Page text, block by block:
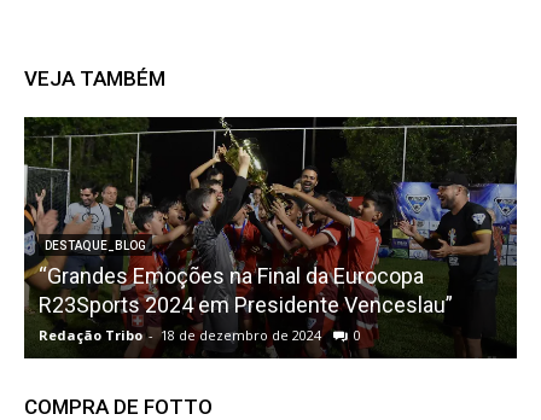
VEJA TAMBÉM
DESTAQUE_BLOG
“Grandes Emoções na Final da Eurocopa
R23Sports 2024 em Presidente Venceslau”
Redação Tribo - 18 de dezembro de 2024 0
COMPRA DE FOTTO